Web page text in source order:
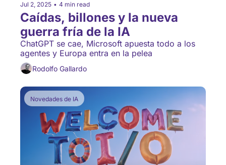
Jul 2, 2025 • 4 min read
Caídas, billones y la nueva
guerra fría de la IA
ChatGPT se cae, Microsoft apuesta todo a los
agentes y Europa entra en la pelea
Rodolfo Gallardo
Novedades de IA